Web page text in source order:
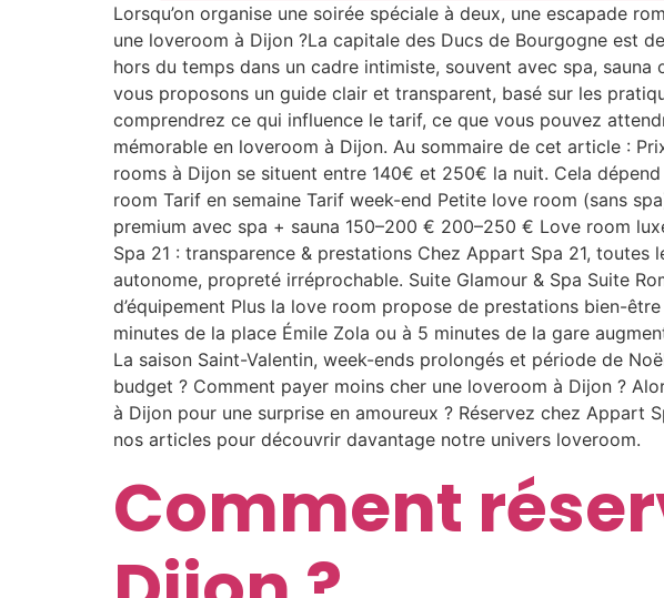
Lorsqu’on organise une soirée spéciale à deux, une escapade
une loveroom à Dijon ?La capitale des Ducs de Bourgogne est
hors du temps dans un cadre intimiste, souvent avec spa,
vous proposons un guide clair et transparent, basé sur les
comprendrez ce qui influence le tarif, ce que vous pouvez
mémorable en loveroom à Dijon. Au sommaire de cet article :
rooms à Dijon se situent entre 140€ et 250€ la nuit. Cela
room Tarif en semaine Tarif week-end Petite love room (sans
premium avec spa + sauna 150–200 € 200–250 € Love room
Spa 21 : transparence & prestations Chez Appart Spa 21,
autonome, propreté irréprochable. Suite Glamour & Spa Suite
d’équipement Plus la love room propose de prestations bien-
minutes de la place Émile Zola ou à 5 minutes de la gare
La saison Saint-Valentin, week-ends prolongés et période de
budget ? Comment payer moins cher une loveroom à Dijon ?
à Dijon pour une surprise en amoureux ? Réservez chez Appart
nos articles pour découvrir davantage notre univers loveroom.
Comment